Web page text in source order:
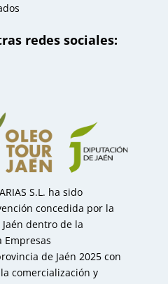
redes sociales:
S.L. ha sido
concedida por la
dentro de la
Empresas
de Jaén 2025 con
comercialización y